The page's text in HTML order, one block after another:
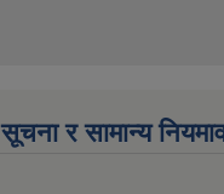
सूचना र सामान्य